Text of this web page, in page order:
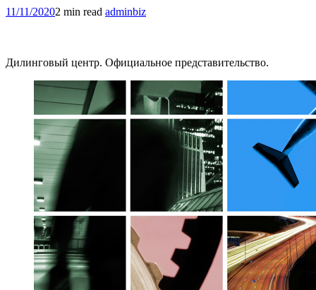
11/11/20202 min read adminbiz
Дилинговый центр. Официальное представительство.